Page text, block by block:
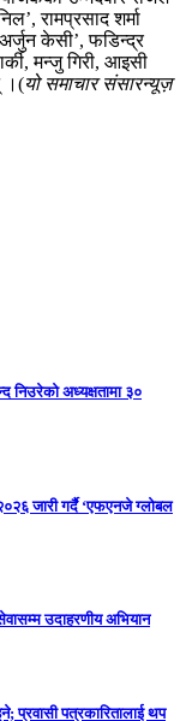
रामप्रसाद शर्मा
केसी’, फडिन्द्र
मन्जु गिरी, आइसी
।(यो समाचार संसारन्यूज़
निउरेको अध्यक्षतामा ३०
जारी गर्दै ‘एफएनजे ग्लोबल
उदाहरणीय अभियान
प्रवासी पत्रकारितालाई थप